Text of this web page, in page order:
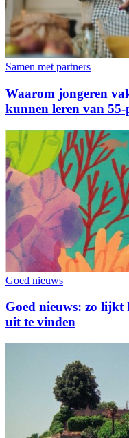
Samen met partners
Waarom jongeren
kunnen leren van 55-
Goed nieuws
Goed nieuws: zo
uit te vinden